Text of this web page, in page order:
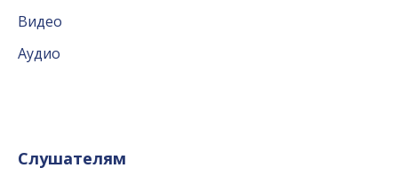
Видео
Аудио
Слушателям